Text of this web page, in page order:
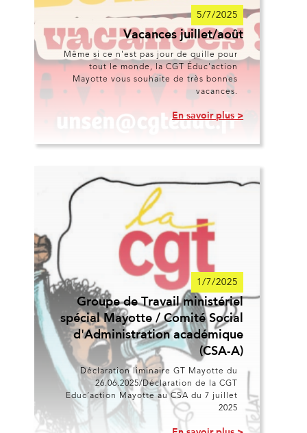
5/7/2025
Vacances juillet/août
Même si ce n'est pas jour de quille pour
tout le monde, la CGT Éduc'action
Mayotte vous souhaite de très bonnes
vacances.
En savoir plus >
1/7/2025
Groupe de Travail ministériel
spécial Mayotte / Comité Social
d'Administration académique
(CSA-A)
Déclaration liminaire GT Mayotte du
26.06.2025/Déclaration de la CGT
Educ’action Mayotte au CSA du 7 juillet
2025